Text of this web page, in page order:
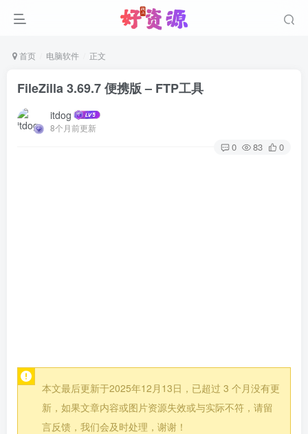
首页 电脑软件 正文
FileZilla 3.69.7 便携版 – FTP工具
itdog
8个月前更新
0 83 0
本文最后更新于2025年12月13日，已超过 3 个月没有更
新，如果文章内容或图片资源失效或与实际不符，请留
言反馈，我们会及时处理，谢谢！